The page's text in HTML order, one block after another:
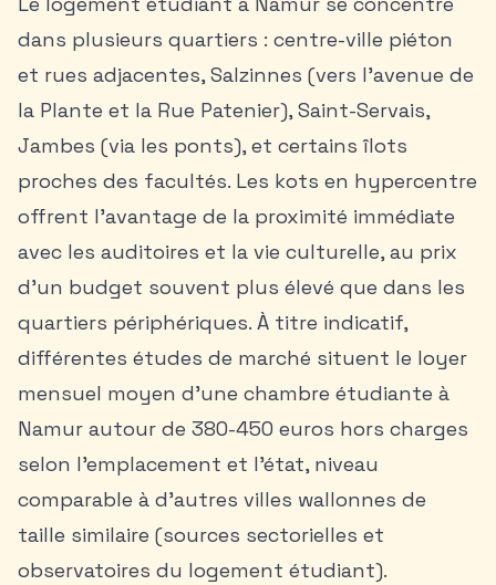
dans plusieurs quartiers : centre-ville piéton
et rues adjacentes, Salzinnes (vers l’avenue de
la Plante et la Rue Patenier), Saint-Servais,
Jambes (via les ponts), et certains îlots
proches des facultés. Les kots en hypercentre
offrent l’avantage de la proximité immédiate
avec les auditoires et la vie culturelle, au prix
d’un budget souvent plus élevé que dans les
quartiers périphériques. À titre indicatif,
différentes études de marché situent le loyer
mensuel moyen d’une chambre étudiante à
Namur autour de 380-450 euros hors charges
selon l’emplacement et l’état, niveau
comparable à d’autres villes wallonnes de
taille similaire (sources sectorielles et
observatoires du logement étudiant).